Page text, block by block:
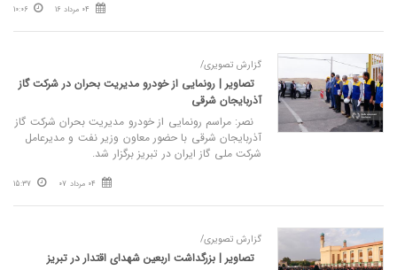
04 مرداد 16 10:06
گزارش تصویری/
تصاویر | رونمایی از خودرو مدیریت بحران در شرکت گاز
آذربایجان شرقی
نصر: مراسم رونمایی از خودرو مدیریت بحران شرکت گاز
آذربایجان شرقی با حضور معاون وزیر نفت و مدیرعامل
شرکت ملی گاز ایران در تبریز برگزار شد.
04 مرداد 07 15:37
گزارش تصویری/
تصاویر | بزرگداشت اربعین شهدای اقتدار در تبریز